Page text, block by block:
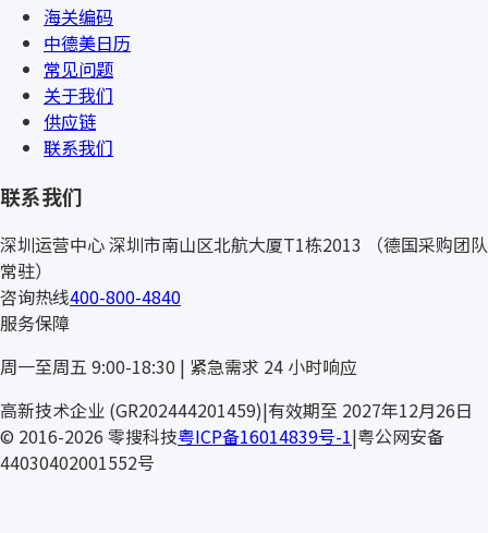
海关编码
中德美日历
常见问题
关于我们
供应链
联系我们
联系我们
深圳运营中心深圳市南山区北航大厦T1栋2013
（德国采购团队
常驻）
咨询热线400-800-4840
服务保障
周一至周五 9:00-18:30 | 紧急需求 24 小时响应
高新技术企业 (GR202444201459)|有效期至 2027年12月26日
© 2016-2026 零搜科技粤ICP备16014839号-1|粤公网安备
44030402001552号